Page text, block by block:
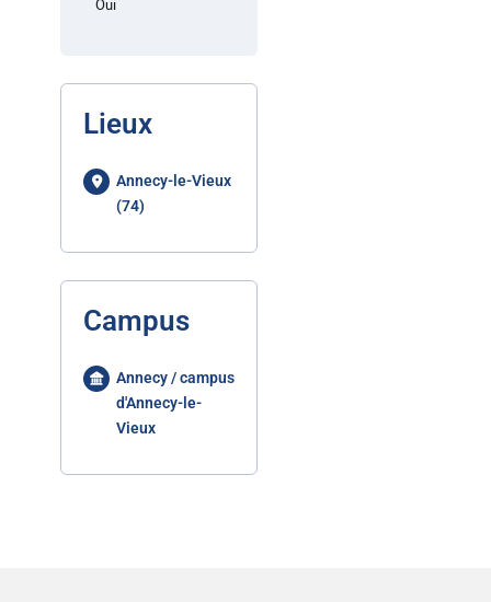
Oui
Lieux
Annecy-le-Vieux
(74)
Campus
Annecy / campus
d'Annecy-le-
Vieux